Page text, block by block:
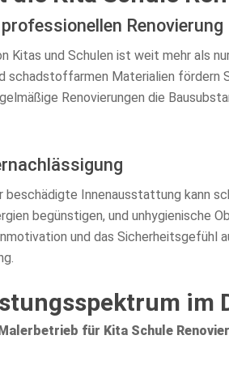
Renovierung
Kitas und Schulen ist weit mehr als
schadstoffarmen Materialien fördern
Renovierungen die
beschädigte Innenausstattung kann
begünstigen, und unhygienische
und das Sicherheitsgefühl
im
für Kita Schule